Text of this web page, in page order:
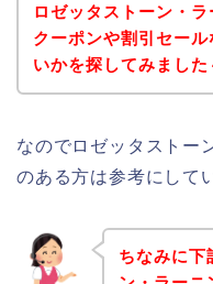
ロゼッタストーン・
クーポンや割引セー
いかを探してみました
なのでロゼッタストー
のある方は参考にして
ちなみに下